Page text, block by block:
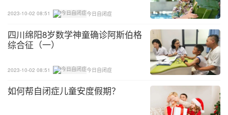
2023-10-02 08:51 今日自闭症
四川绵阳8岁数学神童确诊阿斯伯格
综合征（一）
2023-10-02 08:51 今日自闭症
如何帮自闭症儿童安度假期？